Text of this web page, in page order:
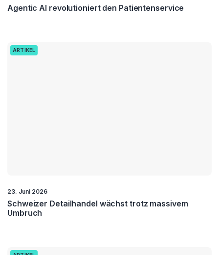
Agentic AI revolutioniert den Patientenservice
ARTIKEL
23. Juni 2026
Schweizer Detailhandel wächst trotz massivem
Umbruch